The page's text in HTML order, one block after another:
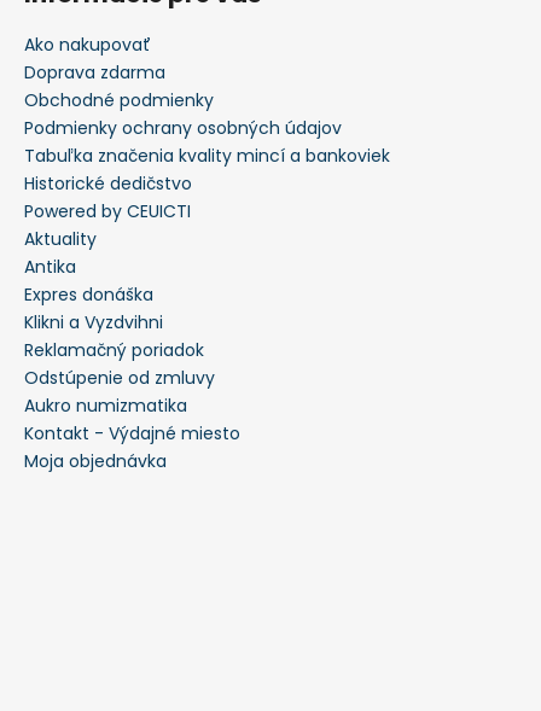
Ako nakupovať
Doprava zdarma
Obchodné podmienky
Podmienky ochrany osobných údajov
Tabuľka značenia kvality mincí a bankoviek
Historické dedičstvo
Powered by CEUICTI
Aktuality
Antika
Expres donáška
Klikni a Vyzdvihni
Reklamačný poriadok
Odstúpenie od zmluvy
Aukro numizmatika
Kontakt - Výdajné miesto
Moja objednávka